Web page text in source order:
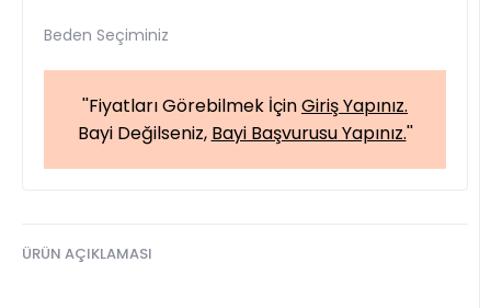
Beden Seçiminiz
''Fiyatları Görebilmek İçinGiriş Yapınız.
Bayi Değilseniz, Bayi Başvurusu Yapınız.''
ÜRÜN AÇIKLAMASI